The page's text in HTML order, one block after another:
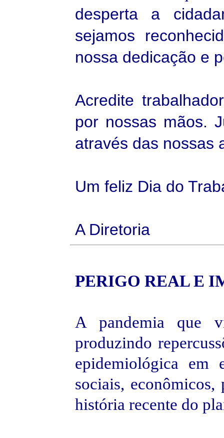
desperta a
sejamos
nossa dedicação e
Acredite
por nossas mãos.
através das nossas
Um feliz Dia do
A Diretoria
PERIGO REAL E
A pandemia que
produzindo
epidemiológica em
sociais,
história recente do